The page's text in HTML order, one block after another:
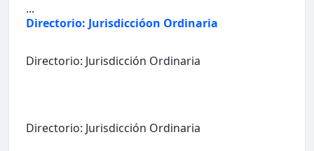
...
Directorio: Jurisdiccióon Ordinaria
Directorio: Jurisdicción Ordinaria
Directorio: Jurisdicción Ordinaria